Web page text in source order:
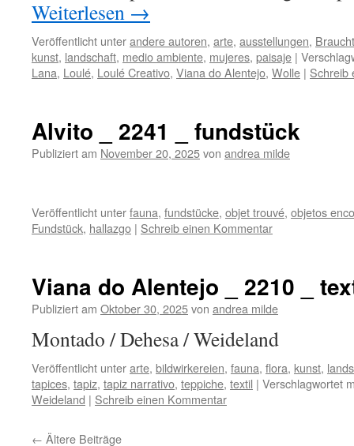
Weiterlesen →
Veröffentlicht unterandere autoren, arte, ausstellungen,
kunst, landschaft, medio ambiente, mujeres, paisaje |
Lana, Loulé, Loulé Creativo, Viana do Alentejo, Wolle | Schreib
Alvito _ 2241 _ fundstück
Publiziert am November 20, 2025von andrea milde
Veröffentlicht unterfauna, fundstücke, objet trouvé, objetos
Fundstück, hallazgo | Schreib einen Kommentar
Viana do Alentejo _ 2210 _
Publiziert am Oktober 30, 2025von andrea milde
Montado / Dehesa /
Veröffentlicht unterarte, bildwirkereien, fauna, flora, kunst,
tapices, tapiz, tapiz narrativo, teppiche, textil | Verschlagwortet
Weideland | Schreib einen Kommentar
← Ältere Beiträge